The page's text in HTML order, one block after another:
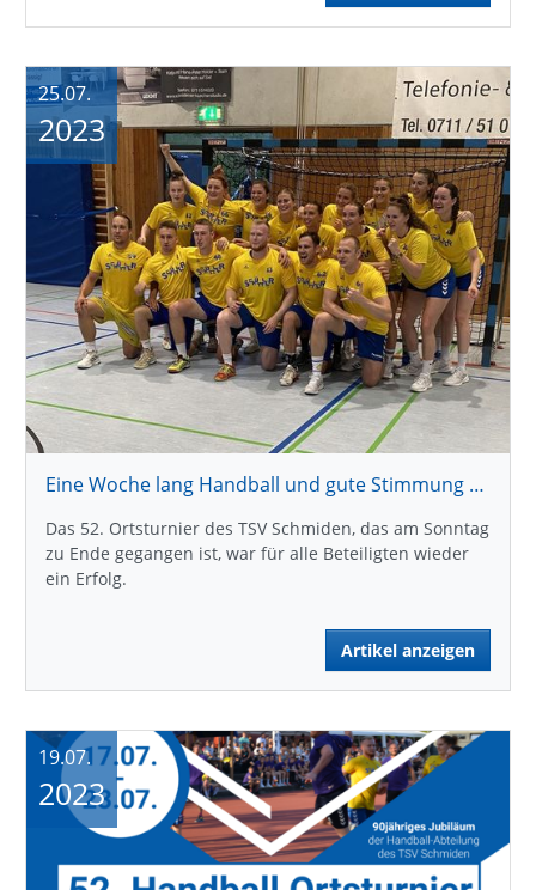
Eine Woche lang Handball und gute Stimmung pur
Das 52. Ortsturnier des TSV Schmiden, das am Sonntag
zu Ende gegangen ist, war für alle Beteiligten wieder
ein Erfolg.
Artikel anzeigen
25.07.
2023
19.07.
2023